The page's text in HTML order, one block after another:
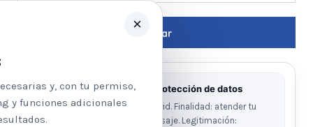
Información básica sobre protección de datos
Responsable: Psicologos Madrid. Finalidad: atender tu
solicitud y responder a tu mensaje. Legitimación:
×
y, con tu permiso,
y funciones adicionales